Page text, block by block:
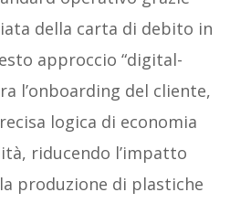
della carta di debito in
approccio “digital-
l’onboarding del cliente,
logica di economia
riducendo l’impatto
produzione di plastiche